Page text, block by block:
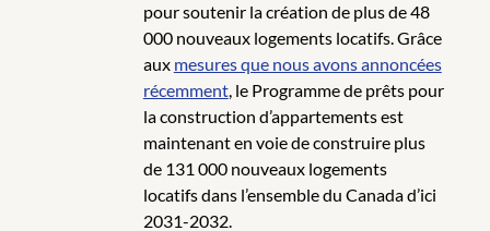
pour soutenir la création de plus de 48
000 nouveaux logements locatifs. Grâce
aux mesures que nous avons annoncées
récemment, le Programme de prêts pour
la construction d’appartements est
maintenant en voie de construire plus
de 131 000 nouveaux logements
locatifs dans l’ensemble du Canada d’ici
2031-2032.